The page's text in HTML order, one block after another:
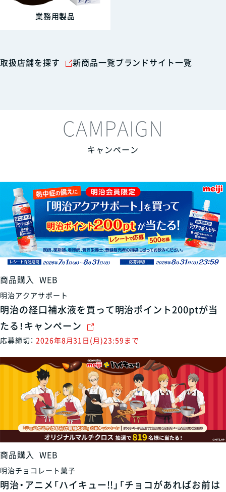
取扱店舗を探す 新商品一覧ブランドサイト一覧
業務用製品
CAMPAIGN
キャンペーン
商品購入 WEB
明治アクアサポート
明治の経口補水液を買って明治ポイント200ptが当
たる！キャンペーン
応募締切： 2026年8月31日(月)23:59まで
商品購入 WEB
明治チョコレート菓子
明治・アニメ「ハイキュー!!」「チョコがあればお前は